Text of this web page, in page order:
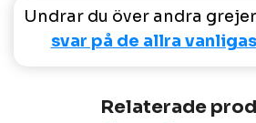
Undrar du över andra
svar på de allra
Relaterade